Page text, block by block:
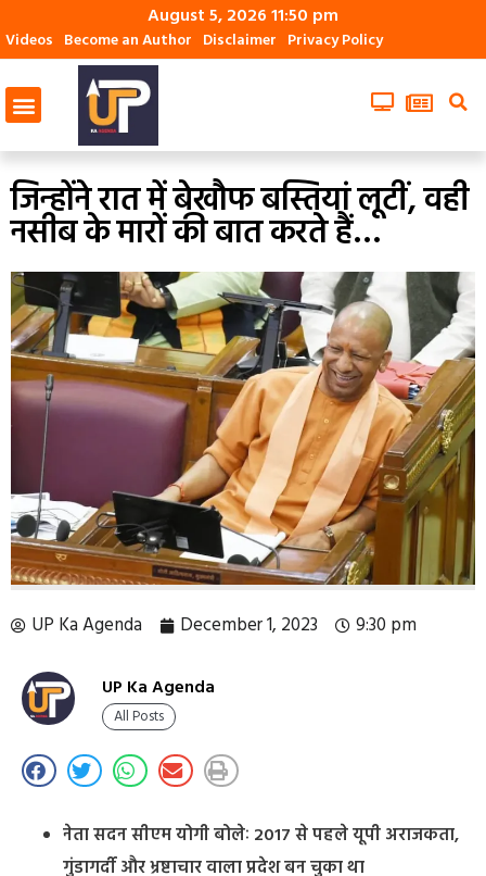
August 5, 2026 11:50 pm
Videos Become an Author Disclaimer Privacy Policy
जिन्होंने रात में बेखौफ बस्तियां लूटीं, वही
नसीब के मारों की बात करते हैं…
UP Ka Agenda December 1, 2023 9:30 pm
UP Ka Agenda
All Posts
नेता सदन सीएम योगी बोलेः 2017 से पहले यूपी अराजकता,
गुंडागर्दी और भ्रष्टाचार वाला प्रदेश बन चुका था